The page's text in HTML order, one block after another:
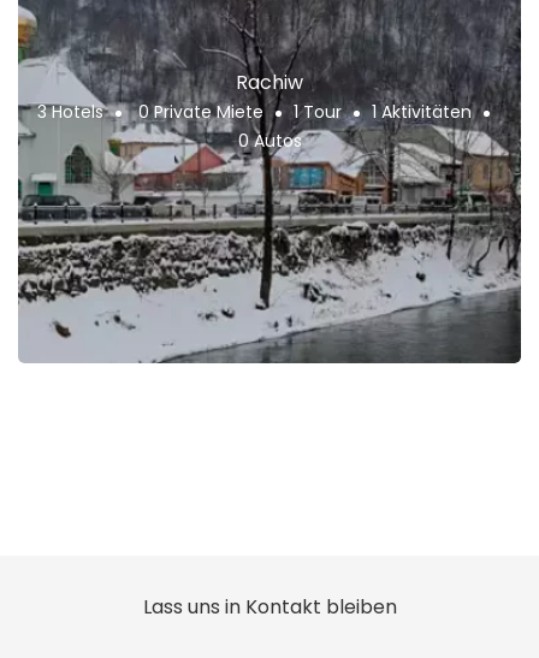
Rachiw
3 Hotels 0 Private Miete 1 Tour
1 Aktivitäten
0 Autos
Lass uns in Kontakt bleiben